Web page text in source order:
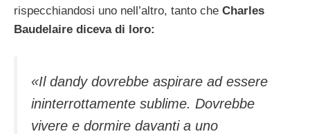
rispecchiandosi uno nell’altro, tanto che Charles
Baudelaire diceva di loro:
«Il dandy dovrebbe aspirare ad essere
ininterrottamente sublime. Dovrebbe
vivere e dormire davanti a uno